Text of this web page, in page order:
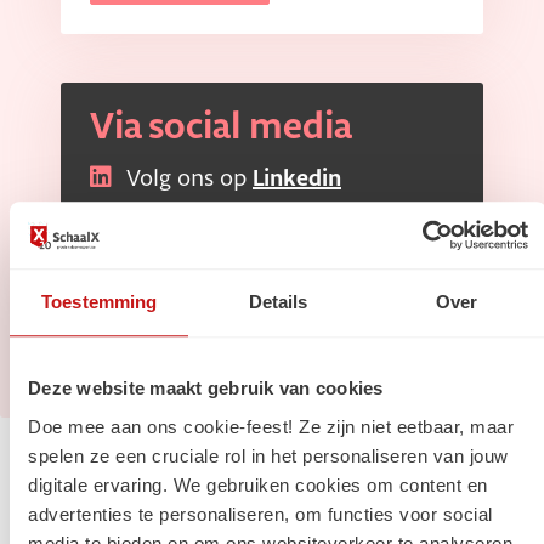
Toestemming Details Over
Deze website maakt gebruik van cookies
Doe mee aan ons cookie-feest! Ze zijn niet eetbaar, maar
spelen ze een cruciale rol in het personaliseren van jouw
digitale ervaring. We gebruiken cookies om content en
advertenties te personaliseren, om functies voor social
Via social media
Volg ons op Linkedin
Jouw carrière
Start met een digital traineeship